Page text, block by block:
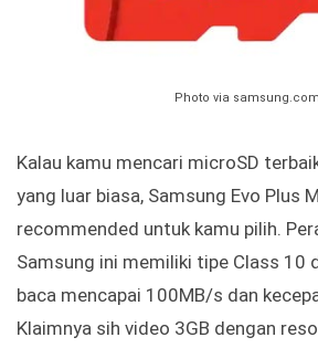
Photo via samsung.com
Kalau kamu mencari microSD
yang luar biasa, Samsung Evo Plus
recommended untuk kamu pilih.
Samsung ini memiliki tipe Class 10
baca mencapai 100MB/s dan
Klaimnya sih video 3GB dengan